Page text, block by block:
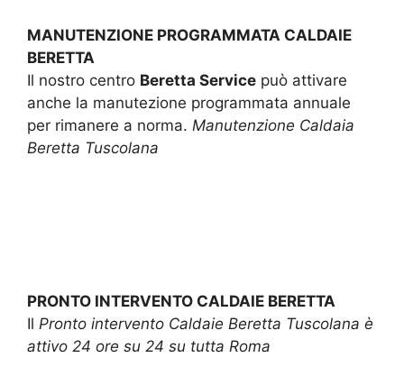
MANUTENZIONE PROGRAMMATA CALDAIE
BERETTA
Il nostro centro Beretta Service può attivare
anche la manutezione programmata annuale
per rimanere a norma. Manutenzione Caldaia
Beretta Tuscolana
PRONTO INTERVENTO CALDAIE BERETTA
Il Pronto intervento Caldaie Beretta Tuscolana è
attivo 24 ore su 24 su tutta Roma